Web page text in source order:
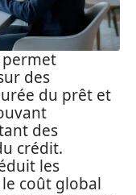
permet
des
du prêt et
des
crédit.
les
coût global